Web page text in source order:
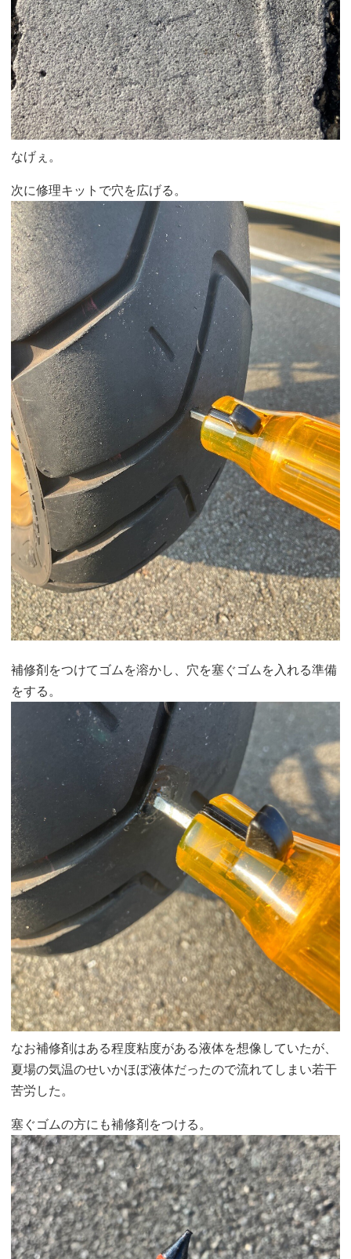
なげぇ。
次に修理キットで穴を広げる。
補修剤をつけてゴムを溶かし、穴を塞ぐゴムを入れる準備
をする。
なお補修剤はある程度粘度がある液体を想像していたが、
夏場の気温のせいかほぼ液体だったので流れてしまい若干
苦労した。
塞ぐゴムの方にも補修剤をつける。